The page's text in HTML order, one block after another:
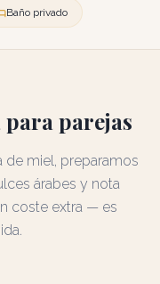
Baño privado
parejas
de miel, preparamos
árabes y nota
coste extra — es